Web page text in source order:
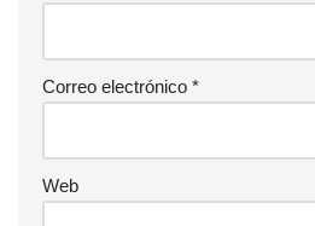
Correo electrónico *
Web